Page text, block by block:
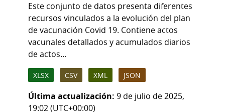
Este conjunto de datos presenta diferentes
recursos vinculados a la evolución del plan
de vacunación Covid 19. Contiene actos
vacunales detallados y acumulados diarios
de actos...
XLSX CSV XML JSON
Última actualización: 9 de julio de 2025,
19:02 (UTC+00:00)